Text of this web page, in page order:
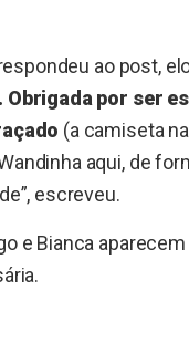
ao post,
por ser
(a camiseta
aqui, de
escreveu.
e Bianca